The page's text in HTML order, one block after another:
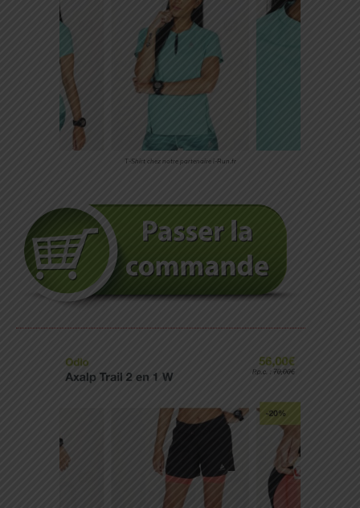
T-Shirt chez notre partenaire i-Run.fr